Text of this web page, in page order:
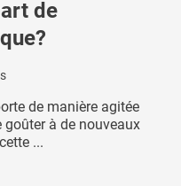
de
de manière agitée
à de nouveaux
...